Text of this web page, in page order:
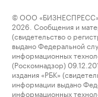
© ООО
2026. Сообщения и
(свидетельство о
выдано Федеральной
информационных
(Роскомнадзор)
издания «РБК»
информации выдано
информационных